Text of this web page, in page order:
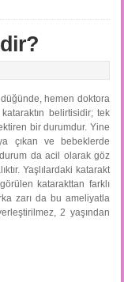
hemen doktora
belirtisidir; tek
bir durumdur. Yine
çıkan ve bebeklerde
da acil olarak göz
Yaşlılardaki katarakt
katarakttan farklı
zarı da bu ameliyatla
2 yaşından